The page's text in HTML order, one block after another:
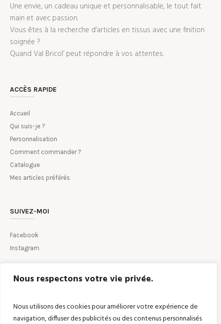
Nous respectons votre vie privée.
Nous utilisons des cookies pour améliorer votre expérience de
navigation, diffuser des publicités ou des contenus personnalisés
Une envie, un cadeau unique et personnalisable, le tout fait
main et avec passion.
Vous êtes à la recherche d’articles en tissus avec une finition
soignée ?
Quand Val Bricol’ peut répondre à vos attentes.
ACCÈS RAPIDE
Accueil
Qui suis-je ?
Personnalisation
Comment commander ?
Catalogue
Mes articles préférés
SUIVEZ-MOI
Facebook
Instagram